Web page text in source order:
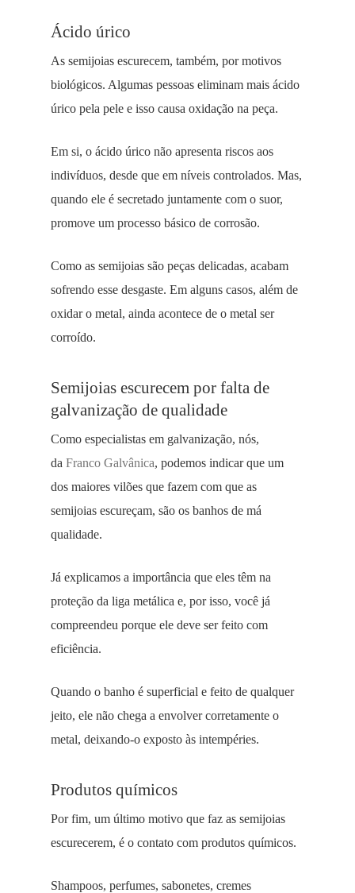
Ácido úrico
As semijoias escurecem, também, por motivos
biológicos. Algumas pessoas eliminam mais ácido
úrico pela pele e isso causa oxidação na peça.
Em si, o ácido úrico não apresenta riscos aos
indivíduos, desde que em níveis controlados. Mas,
quando ele é secretado juntamente com o suor,
promove um processo básico de corrosão.
Como as semijoias são peças delicadas, acabam
sofrendo esse desgaste. Em alguns casos, além de
oxidar o metal, ainda acontece de o metal ser
corroído.
Semijoias escurecem por falta de
galvanização de qualidade
Como especialistas em galvanização, nós,
daFranco Galvânica, podemos indicar que um
dos maiores vilões que fazem com que as
semijoias escureçam, são os banhos de má
qualidade.
Já explicamos a importância que eles têm na
proteção da liga metálica e, por isso, você já
compreendeu porque ele deve ser feito com
eficiência.
Quando o banho é superficial e feito de qualquer
jeito, ele não chega a envolver corretamente o
metal, deixando-o exposto às intempéries.
Produtos químicos
Por fim, um último motivo que faz as semijoias
escurecerem, é o contato com produtos químicos.
Shampoos, perfumes, sabonetes, cremes